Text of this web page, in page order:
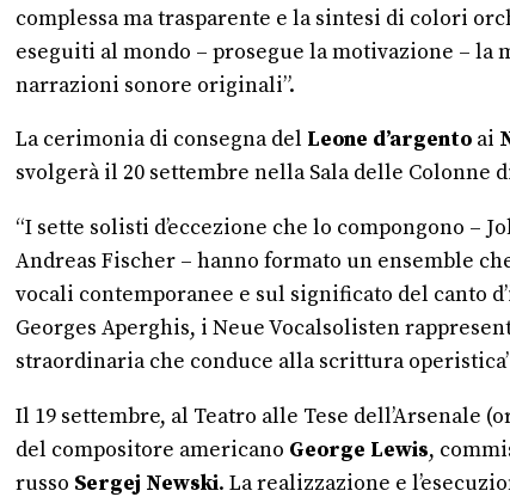
complessa ma trasparente e la sintesi di colori
eseguiti al mondo – prosegue la motivazione – la
narrazioni sonore originali”.
La cerimonia di consegna del Leone d’argento ai
svolgerà il 20 settembre nella Sala delle Colonne
“I sette solisti d’eccezione che lo compongono –
Andreas Fischer – hanno formato un ensemble
vocali contemporanee e sul significato del canto
Georges Aperghis, i Neue Vocalsolisten
straordinaria che conduce alla scrittura
Il 19 settembre, al Teatro alle Tese dell’Arsenale
del compositore americano George Lewis,
russo Sergej Newski. La realizzazione e